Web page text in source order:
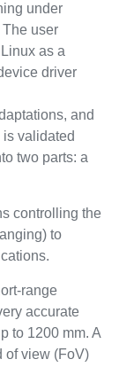
under
user
as a
driver
and
validated
two parts: a
controlling the
to
range
accurate
to 1200 mm. A
of view (FoV)